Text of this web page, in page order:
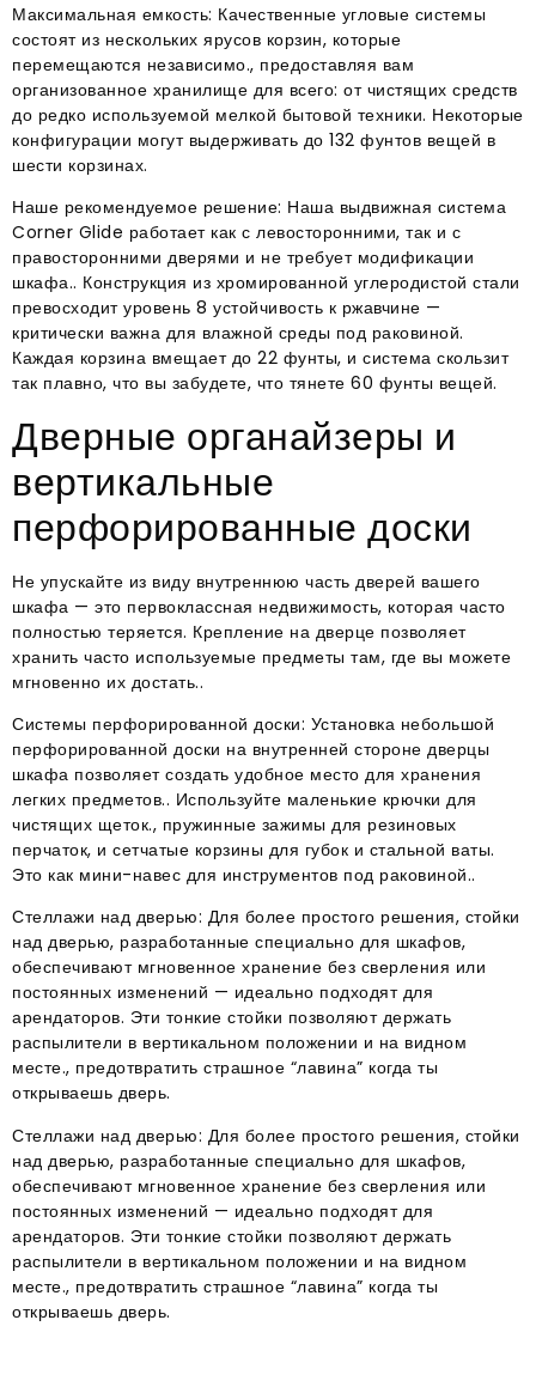
Максимальная емкость: Качественные угловые системы
состоят из нескольких ярусов корзин, которые
перемещаются независимо., предоставляя вам
организованное хранилище для всего: от чистящих средств
до редко используемой мелкой бытовой техники. Некоторые
конфигурации могут выдерживать до 132 фунтов вещей в
шести корзинах.
Наше рекомендуемое решение: Наша выдвижная система
Corner Glide работает как с левосторонними, так и с
правосторонними дверями и не требует модификации
шкафа.. Конструкция из хромированной углеродистой стали
превосходит уровень 8 устойчивость к ржавчине —
критически важна для влажной среды под раковиной.
Каждая корзина вмещает до 22 фунты, и система скользит
так плавно, что вы забудете, что тянете 60 фунты вещей.
Дверные органайзеры и
вертикальные
перфорированные доски
Не упускайте из виду внутреннюю часть дверей вашего
шкафа — это первоклассная недвижимость, которая часто
полностью теряется. Крепление на дверце позволяет
хранить часто используемые предметы там, где вы можете
мгновенно их достать..
Системы перфорированной доски: Установка небольшой
перфорированной доски на внутренней стороне дверцы
шкафа позволяет создать удобное место для хранения
легких предметов.. Используйте маленькие крючки для
чистящих щеток., пружинные зажимы для резиновых
перчаток, и сетчатые корзины для губок и стальной ваты.
Это как мини-навес для инструментов под раковиной..
Стеллажи над дверью: Для более простого решения, стойки
над дверью, разработанные специально для шкафов,
обеспечивают мгновенное хранение без сверления или
постоянных изменений — идеально подходят для
арендаторов. Эти тонкие стойки позволяют держать
распылители в вертикальном положении и на видном
месте., предотвратить страшное “лавина” когда ты
открываешь дверь.
Стеллажи над дверью: Для более простого решения, стойки
над дверью, разработанные специально для шкафов,
обеспечивают мгновенное хранение без сверления или
постоянных изменений — идеально подходят для
арендаторов. Эти тонкие стойки позволяют держать
распылители в вертикальном положении и на видном
месте., предотвратить страшное “лавина” когда ты
открываешь дверь.